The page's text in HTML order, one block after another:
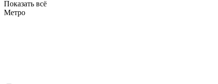
Показать всё
Метро